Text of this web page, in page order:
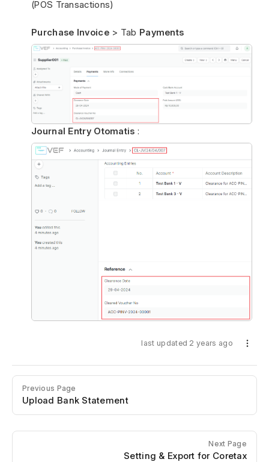
(POS Transactions)
Purchase Invoice > Tab Payments
Journal Entry Otomatis :
last updated 2 years ago
Previous Page
Upload Bank Statement
Next Page
Setting & Export for Coretax